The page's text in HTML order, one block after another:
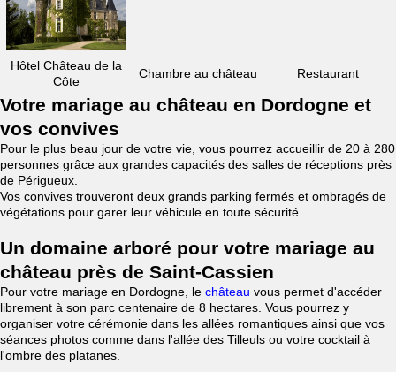
Hôtel Château de la
Côte
Chambre au château Restaurant
Votre mariage au château en Dordogne et
vos convives
Pour le plus beau jour de votre vie, vous pourrez accueillir de 20 à 280
personnes grâce aux grandes capacités des salles de réceptions près
de Périgueux.
Vos convives trouveront deux grands parking fermés et ombragés de
végétations pour garer leur véhicule en toute sécurité.
Un domaine arboré pour votre mariage au
château près de Saint-Cassien
Pour votre mariage en Dordogne, le château vous permet d'accéder
librement à son parc centenaire de 8 hectares. Vous pourrez y
organiser votre cérémonie dans les allées romantiques ainsi que vos
séances photos comme dans l'allée des Tilleuls ou votre cocktail à
l'ombre des platanes.